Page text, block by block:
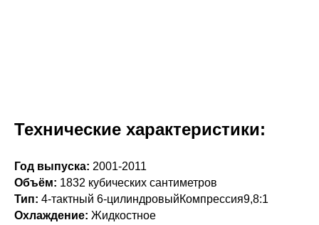
Технические характеристики:
Год выпуска: 2001-2011
Объём: 1832 кубических сантиметров
Тип: 4-тактный 6-цилиндровыйКомпрессия9,8:1
Охлаждение: Жидкостное